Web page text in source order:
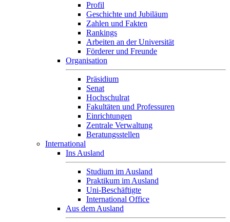
Profil
Geschichte und Jubiläum
Zahlen und Fakten
Rankings
Arbeiten an der Universität
Förderer und Freunde
Organisation
Präsidium
Senat
Hochschulrat
Fakultäten und Professuren
Einrichtungen
Zentrale Verwaltung
Beratungsstellen
International
Ins Ausland
Studium im Ausland
Praktikum im Ausland
Uni-Beschäftigte
International Office
Aus dem Ausland